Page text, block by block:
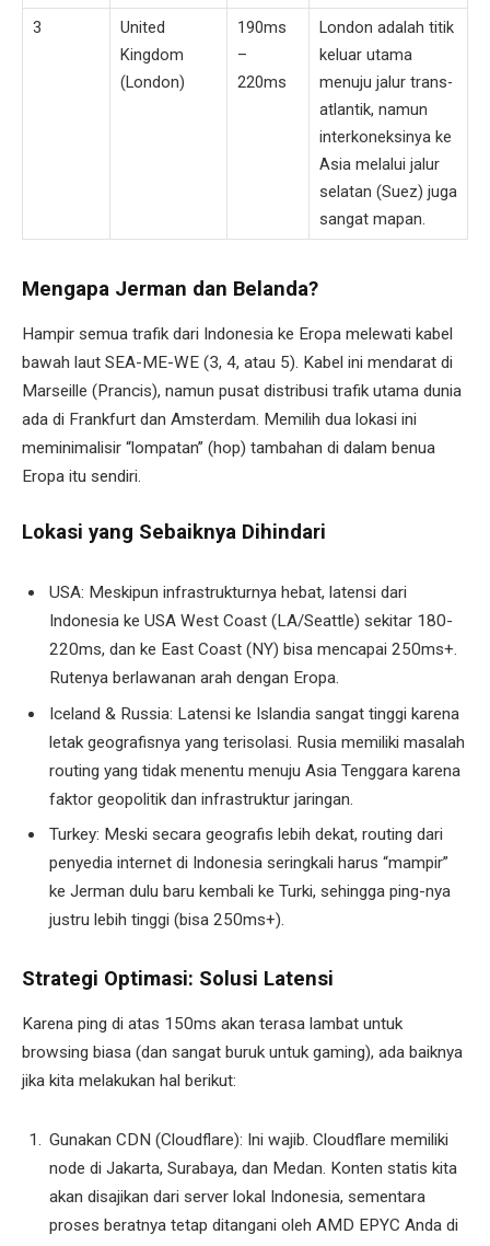
3
United
Kingdom
(London)
190ms
–
220ms
London adalah titik
keluar utama
menuju jalur trans-
atlantik, namun
interkoneksinya ke
Asia melalui jalur
selatan (Suez) juga
sangat mapan.
Mengapa Jerman dan Belanda?
Hampir semua trafik dari Indonesia ke Eropa melewati kabel
bawah laut SEA-ME-WE (3, 4, atau 5). Kabel ini mendarat di
Marseille (Prancis), namun pusat distribusi trafik utama dunia
ada di Frankfurt dan Amsterdam. Memilih dua lokasi ini
meminimalisir “lompatan” (hop) tambahan di dalam benua
Eropa itu sendiri.
Lokasi yang Sebaiknya Dihindari
USA: Meskipun infrastrukturnya hebat, latensi dari
Indonesia ke USA West Coast (LA/Seattle) sekitar 180-
220ms, dan ke East Coast (NY) bisa mencapai 250ms+.
Rutenya berlawanan arah dengan Eropa.
Iceland & Russia: Latensi ke Islandia sangat tinggi karena
letak geografisnya yang terisolasi. Rusia memiliki masalah
routing yang tidak menentu menuju Asia Tenggara karena
faktor geopolitik dan infrastruktur jaringan.
Turkey: Meski secara geografis lebih dekat, routing dari
penyedia internet di Indonesia seringkali harus “mampir”
ke Jerman dulu baru kembali ke Turki, sehingga ping-nya
justru lebih tinggi (bisa 250ms+).
Strategi Optimasi: Solusi Latensi
Karena ping di atas 150ms akan terasa lambat untuk
browsing biasa (dan sangat buruk untuk gaming), ada baiknya
jika kita melakukan hal berikut:
Gunakan CDN (Cloudflare): Ini wajib. Cloudflare memiliki
node di Jakarta, Surabaya, dan Medan. Konten statis kita
akan disajikan dari server lokal Indonesia, sementara
proses beratnya tetap ditangani oleh AMD EPYC Anda di